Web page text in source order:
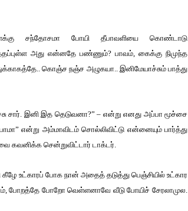
சந்தோசமா போயி தீபாவளியை கொண்டாடு
அது என்னதே பண்ணும்? பாவம், கைக்கு நிமுந்த
கொஞ்ச நஞ்ச அழுகயா.. இனிமேயாச்சும் பாத்து
சார். இனி இத தெடுவனா?” – என்று எனது அப்பா மூச்சை
என்று அம்மாவிடம் சொல்லிவிட்டு என்னையும் பார்த்து
கவனிக்க சென்றுவிட்டார் டாக்டர்.
கீழே உட்காரப் போக நான் அதைத் தடுத்து பெஞ்சியில் உட்கார
போறத்தே போறோ வெள்ளனாவே வீடு போயிச் சேரலாமுல.